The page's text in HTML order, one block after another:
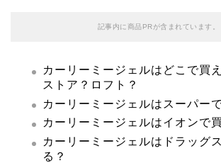
記事内に商品PRが含まれています。
カーリーミージェルはどこで買
ストア？ロフト？
カーリーミージェルはスーパー
カーリーミージェルはイオンで
カーリーミージェルはドラッグ
る？